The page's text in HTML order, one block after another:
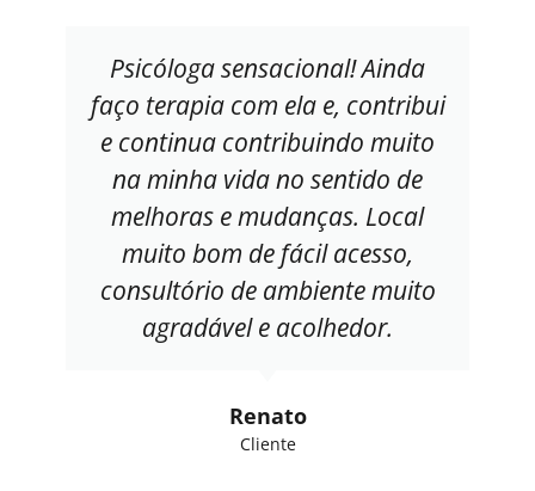
Psicóloga sensacional! Ainda
faço terapia com ela e, contribui
e continua contribuindo muito
na minha vida no sentido de
melhoras e mudanças. Local
muito bom de fácil acesso,
consultório de ambiente muito
agradável e acolhedor.
Renato
Cliente